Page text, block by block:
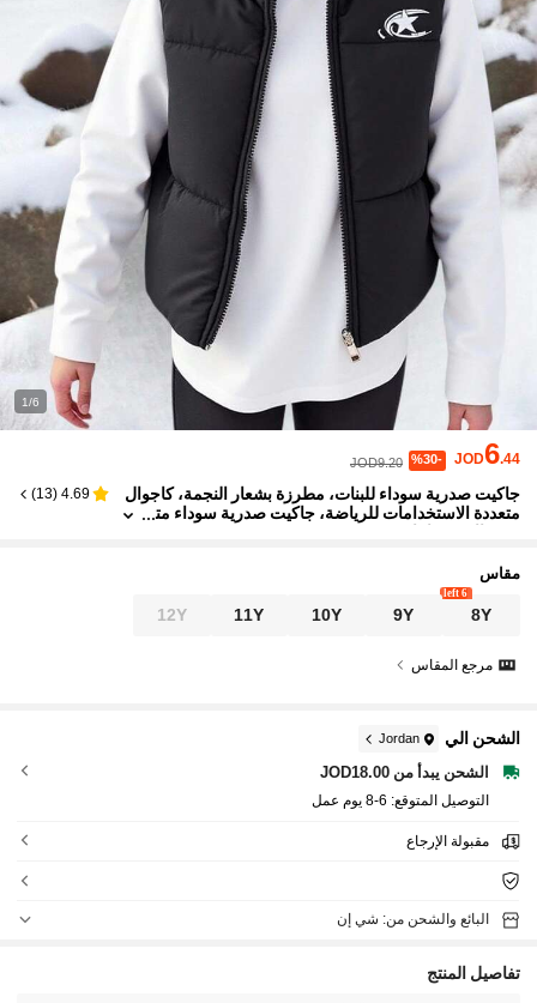
1/6
JOD6.44
%30-
JOD9.20
جاكيت صدرية سوداء للبنات، مطرزة بشعار النجمة، كاجوال
متعددة الاستخدامات للرياضة، جاكيت صدرية سوداء مت
4.69
(
13
)
مقاس
8Y
6 left
9Y
10Y
11Y
12Y
مرجع المقاس
الشحن الي Jordan
الشحن يبدأ من JOD18.00
التوصيل المتوقع: 6-8 يوم عمل
مقبولة الإرجاع
البائع والشحن من: شي إن
تفاصيل المنتج